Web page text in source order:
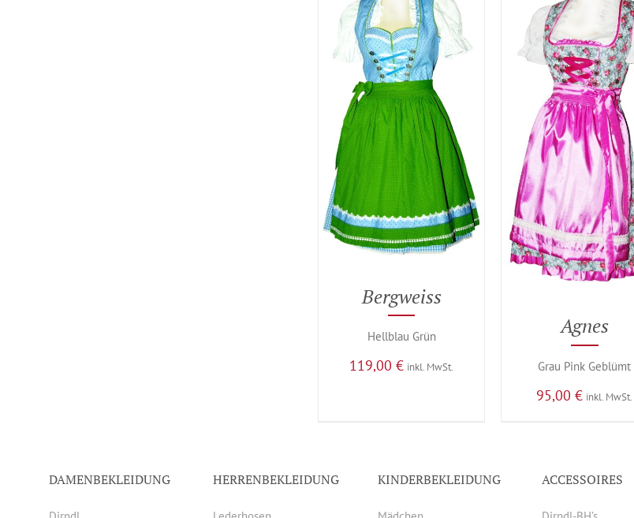
Bergweiss
Hellblau Grün
119,00€ inkl. MwSt.
Agnes
Grau Pink Geblümt
95,00€ inkl. MwSt.
DAMENBEKLEIDUNG HERRENBEKLEIDUNG KINDERBEKLEIDUNG ACCESSOIRES